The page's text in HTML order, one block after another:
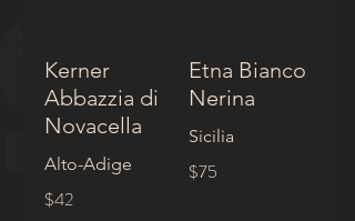
Kerner
Abbazzia di
Novacella
Alto-Adige
$42
Etna Bianco
Nerina
Sicilia
$75